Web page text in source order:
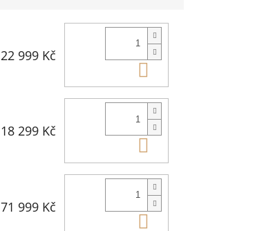
22 999 Kč
Do košíku
18 299 Kč
71 999 Kč
Do košíku